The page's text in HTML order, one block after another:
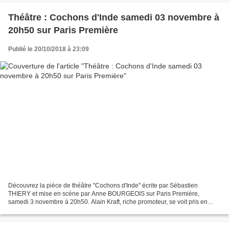
Théâtre : Cochons d'Inde samedi 03 novembre à
20h50 sur Paris Première
Publié le 20/10/2018 à 23:09
Découvrez la pièce de théâtre "Cochons d'Inde" écrite par Sébastien
THIERY et mise en scène par Anne BOURGEOIS sur Paris Première,
samedi 3 novembre à 20h50. Alain Kraft, riche promoteur, se voit pris en